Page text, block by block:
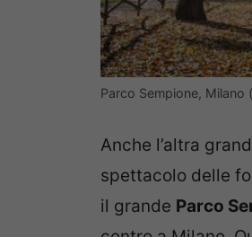
Parco Sempione, Milano
Anche l’altra
spettacolo delle
il grande Parco